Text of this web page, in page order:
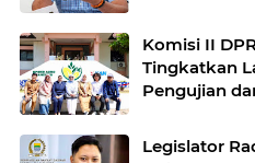
Komisi II
Tingkatkan
Pengujian
Legislator